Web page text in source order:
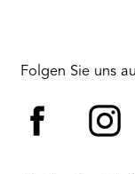
Folgen Sie uns